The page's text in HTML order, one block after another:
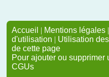
Accueil | Mentions légales |
d'utilisation | Utilisation
de cette page
Pour ajouter ou supprimer
CGUs